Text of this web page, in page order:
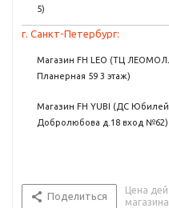
5)
г. Санкт-Петербург:
Магазин FH LEO (ТЦ
Планерная 59 3 этаж)
Магазин FH YUBI (ДС
Добролюбова д.18 вход №62)
Поделиться
Цена